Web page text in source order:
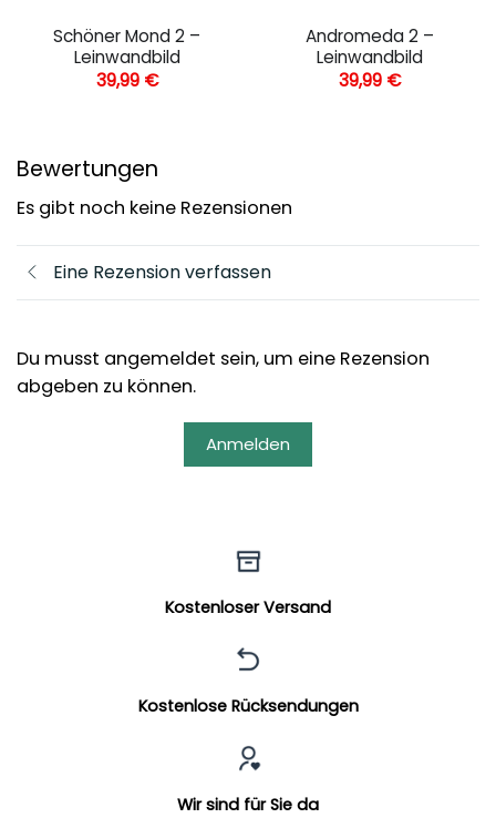
Schöner Mond 2 –
Leinwandbild
39,99 €
Andromeda 2 –
Leinwandbild
39,99 €
Bewertungen
Es gibt noch keine Rezensionen
Eine Rezension verfassen
Du musst angemeldet sein, um eine Rezension
abgeben zu können.
Anmelden
Kostenloser Versand
Kostenlose Rücksendungen
Wir sind für Sie da